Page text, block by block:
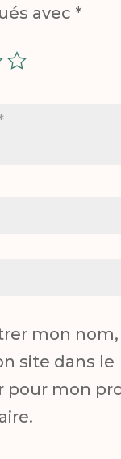
avec *
mon
site dans le
pour mon